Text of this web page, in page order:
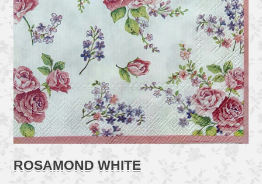
ROSAMOND WHITE